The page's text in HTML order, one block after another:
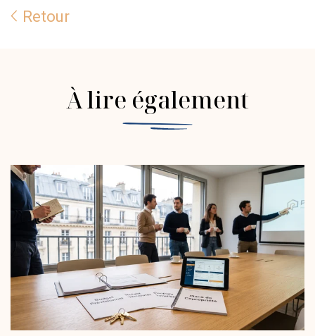
Retour
À lire également